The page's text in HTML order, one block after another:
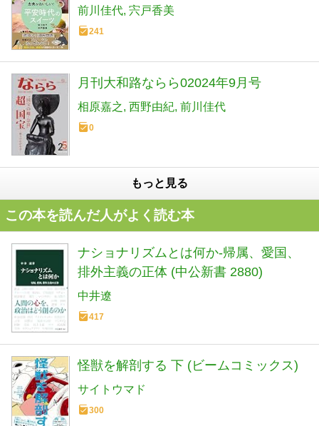
前川佳代 宍戸香美
241
月刊大和路ならら02024年9月号
相原嘉之 西野由紀 前川佳代
0
もっと見る
この本を読んだ人がよく読む本
ナショナリズムとは何か-帰属、愛国、
排外主義の正体 (中公新書 2880)
中井遼
417
怪獣を解剖する 下 (ビームコミックス)
サイトウマド
300